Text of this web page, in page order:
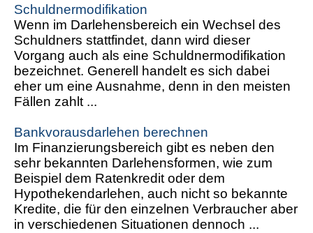
Schuldnermodifikation
Wenn im Darlehensbereich ein Wechsel des
Schuldners stattfindet, dann wird dieser
Vorgang auch als eine Schuldnermodifikation
bezeichnet. Generell handelt es sich dabei
eher um eine Ausnahme, denn in den meisten
Fällen zahlt ...
Bankvorausdarlehen berechnen
Im Finanzierungsbereich gibt es neben den
sehr bekannten Darlehensformen, wie zum
Beispiel dem Ratenkredit oder dem
Hypothekendarlehen, auch nicht so bekannte
Kredite, die für den einzelnen Verbraucher aber
in verschiedenen Situationen dennoch ...